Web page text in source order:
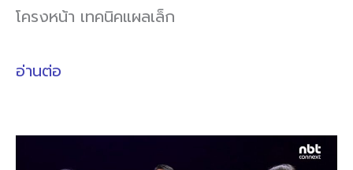
โครงหน้า เทคนิคแผลเล็ก
อ่านต่อ